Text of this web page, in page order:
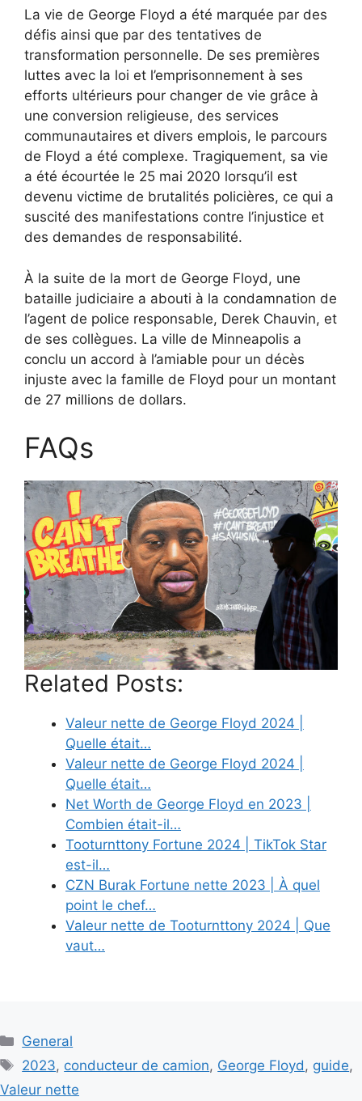
La vie de George Floyd a été marquée par des
défis ainsi que par des tentatives de
transformation personnelle. De ses premières
luttes avec la loi et l’emprisonnement à ses
efforts ultérieurs pour changer de vie grâce à
une conversion religieuse, des services
communautaires et divers emplois, le parcours
de Floyd a été complexe. Tragiquement, sa vie
a été écourtée le 25 mai 2020 lorsqu’il est
devenu victime de brutalités policières, ce qui a
suscité des manifestations contre l’injustice et
des demandes de responsabilité.
À la suite de la mort de George Floyd, une
bataille judiciaire a abouti à la condamnation de
l’agent de police responsable, Derek Chauvin, et
de ses collègues. La ville de Minneapolis a
conclu un accord à l’amiable pour un décès
injuste avec la famille de Floyd pour un montant
de 27 millions de dollars.
FAQs
Related Posts:
Valeur nette de George Floyd 2024 |
Quelle était…
Valeur nette de George Floyd 2024 |
Quelle était…
Net Worth de George Floyd en 2023 |
Combien était-il…
Tooturnttony Fortune 2024 | TikTok Star
est-il…
CZN Burak Fortune nette 2023 | À quel
point le chef…
Valeur nette de Tooturnttony 2024 | Que
vaut…
Categories
General
Tags
2023, conducteur de camion, George Floyd , guide,
Valeur nette